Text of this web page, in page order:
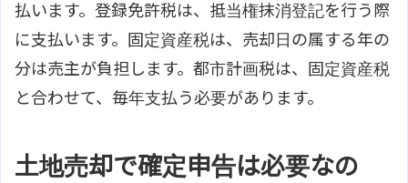
払います。登録免許税は、抵当権抹消登記を行う際
に支払います。固定資産税は、売却日の属する年の
分は売主が負担します。都市計画税は、固定資産税
と合わせて、毎年支払う必要があります。
土地売却で確定申告は必要なの